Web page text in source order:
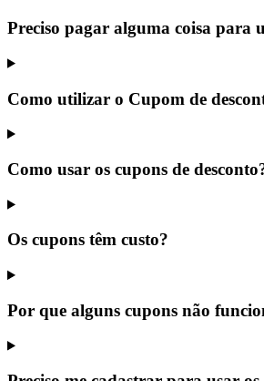
Preciso pagar alguma coisa para
Como utilizar o Cupom de
Como usar os cupons de
Os cupons têm custo?
Por que alguns cupons não